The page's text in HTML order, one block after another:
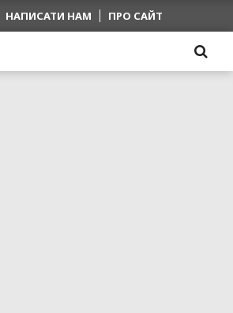
НАПИСАТИ НАМ ПРО САЙТ